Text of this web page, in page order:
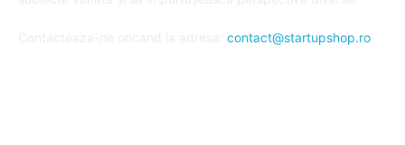
contact@startupshop.ro